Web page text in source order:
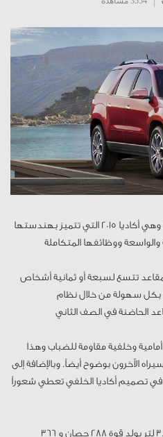
أطلقت جي أم سي سيارتها الجديدة وهي أكاديا 2015 التي تتميز بهندستها
ووظائفها المتكاملة
تتسع لسبعة أو ثمانية أشخاص
بكل سهولة من خلال نظام
الحاضنة في الصف الثاني
أمامية وخلفية مقاومة للضباب وهذا
الآخرون بوضوح أيضاً. وبالإضافة إلى
تصميم أكاديا الخلفي تعطي شعوراً
تمتلك اكاديا 2015 محركفي 6 سعة 3.6 لتر يولد قوة 288 حصان و 366